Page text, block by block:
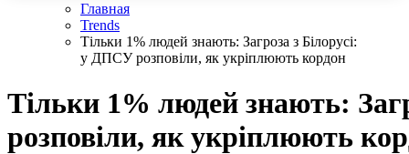
Главная
Trends
Тільки 1% людей знають: Загроза з Білорусі:
у ДПСУ розповіли, як укріплюють кордон
Тільки 1% людей знають:
розповіли, як укріплюють